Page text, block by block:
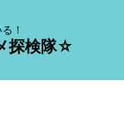
！
探検隊☆